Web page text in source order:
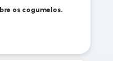
os cogumelos.